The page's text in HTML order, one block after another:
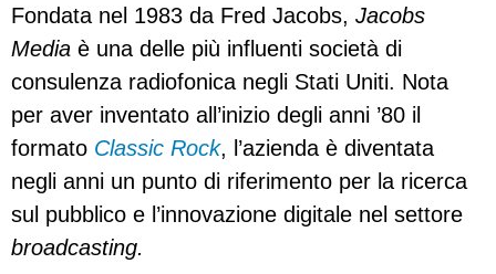
Fondata nel 1983 da Fred Jacobs, Jacobs
Media è una delle più influenti società di
consulenza radiofonica negli Stati Uniti. Nota
per aver inventato all’inizio degli anni ’80 il
formato Classic Rock, l’azienda è diventata
negli anni un punto di riferimento per la ricerca
sul pubblico e l’innovazione digitale nel settore
broadcasting.